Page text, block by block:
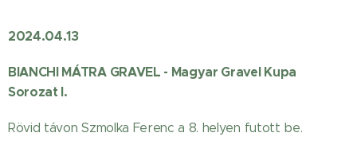
2024.04.13
BIANCHI MÁTRA GRAVEL - Magyar Gravel Kupa
Sorozat I.
Rövid távon Szmolka Ferenc a 8. helyen futott be.